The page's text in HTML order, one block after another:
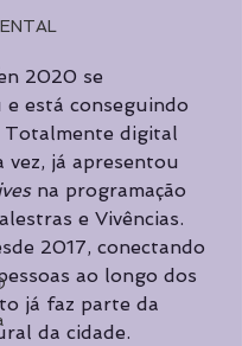
2020 se
está conseguindo
Totalmente digital
vez, já apresentou
na programação
e Vivências.
2017, conectando
ao longo dos
já faz parte da
da cidade.